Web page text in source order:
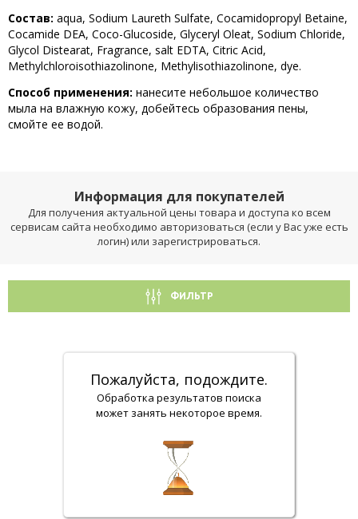
Состав: aqua, Sodium Laureth Sulfate, Cocamidopropyl Betaine,
Cocamide DEA, Coco-Glucoside, Glyceryl Oleat, Sodium Chloride,
Glycol Distearat, Fragrance, salt EDTA, Citric Acid,
Methylchloroisothiazolinone, Methylisothiazolinone, dye.
Способ применения: нанесите небольшое количество
мыла на влажную кожу, добейтесь образования пены,
смойте ее водой.
Информация для покупателей
Для получения актуальной цены товара и доступа ко всем
сервисам сайта необходимо авторизоваться (если у Вас уже есть
логин) или зарегистрироваться.
ФИЛЬТР
Пожалуйста, подождите.
Обработка результатов поиска
может занять некоторое время.